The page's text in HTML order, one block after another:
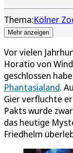
Thema:Kölner
Mehr anzeigen
Vor vielen
Horatio von
geschlossen
Phantasialand.
Gier verfluchte
Pakts wurde
das heutige
Friedhelm